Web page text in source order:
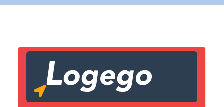
X Fermer
Lien vers inscription (sera inclus dans courriel)
Copier lien